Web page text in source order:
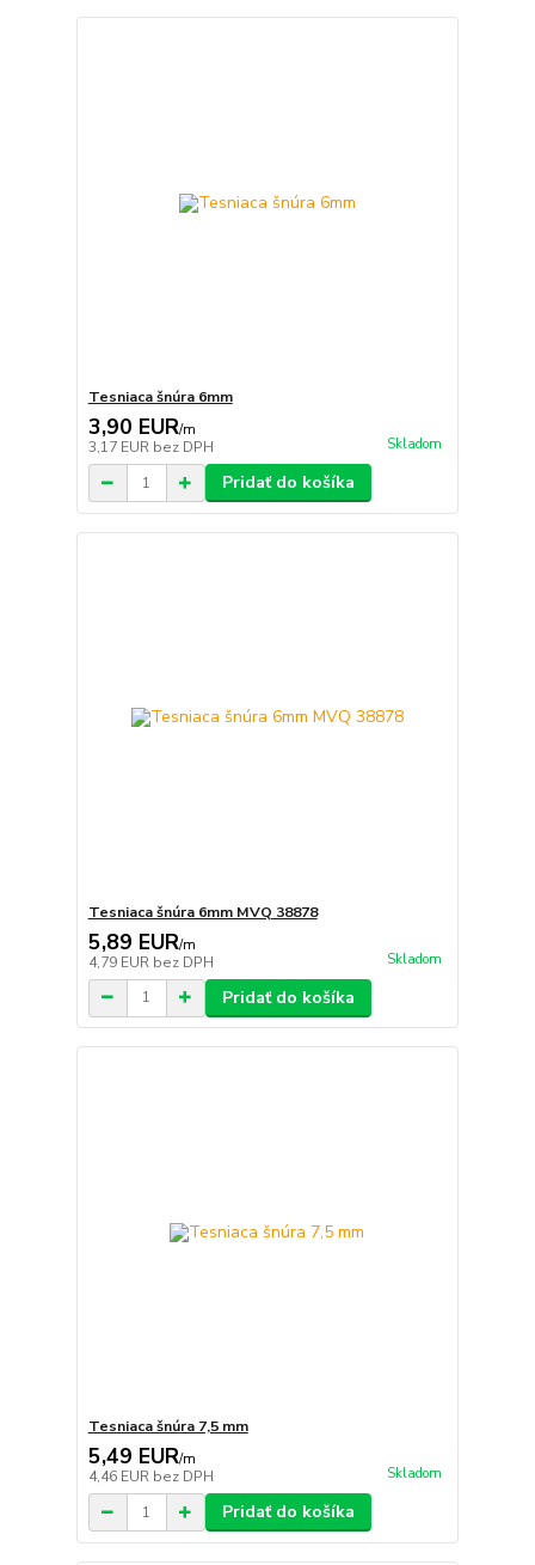
Tesniaca šnúra 6mm
3,90 EUR/m
3,17 EUR bez DPH Skladom
Pridať do košíka
Tesniaca šnúra 6mm MVQ 38878
5,89 EUR/m
4,79 EUR bez DPH Skladom
Pridať do košíka
Tesniaca šnúra 7,5 mm
5,49 EUR/m
4,46 EUR bez DPH Skladom
Pridať do košíka